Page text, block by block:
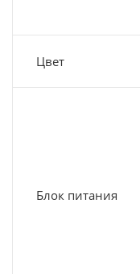
Цвет
Блок питания